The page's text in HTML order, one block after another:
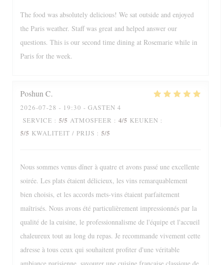
The food was absolutely delicious! We sat outside and enjoyed
the Paris weather. Staff was great and helped answer our
questions. This is our second time dining at Rosemarie while in
Paris for the week.
Poshun C
2026-07-28 - 19:30 - GASTEN 4
SERVICE : 5/5 ATMOSFEER : 4/5 KEUKEN :
5/5 KWALITEIT / PRIJS : 5/5
Nous sommes venus dîner à quatre et avons passé une excellente
soirée. Les plats étaient délicieux, les vins remarquablement
bien choisis, et les accords mets-vins étaient parfaitement
maîtrisés. Nous avons été particulièrement impressionnés par la
qualité de la cuisine, le professionnalisme de l'équipe et l'accueil
chaleureux tout au long du repas. Je recommande vivement cette
adresse à tous ceux qui souhaitent profiter d'une véritable